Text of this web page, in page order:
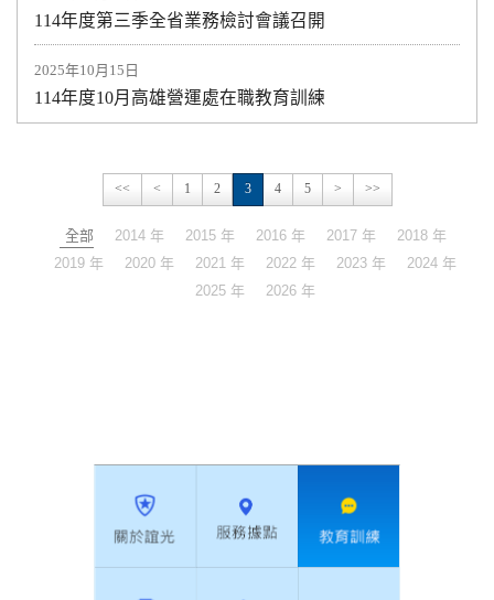
114年度第三季全省業務檢討會議召開
2025年10月15日
114年度10月高雄營運處在職教育訓練
<< < 1 2 3 4 5 > >>
全部 2014 年 2015 年 2016 年 2017 年
2018 年
2019 年
2020 年 2021 年 2022 年 2023 年
2024 年
2025 年
2026 年